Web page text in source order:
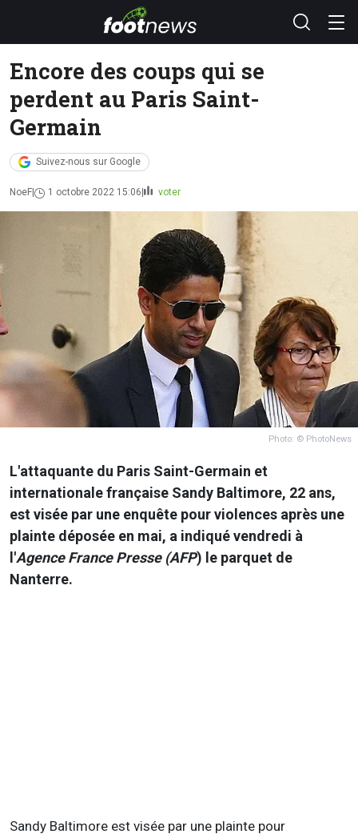
Encore des coups qui se
perdent au Paris Saint-
Germain
Suivez-nous sur Google
NoeF 1 octobre 2022 15:06 voter
Photo: © PhotoNews
L'attaquante du Paris Saint-Germain et
internationale française Sandy Baltimore, 22 ans,
est visée par une enquête pour violences après une
plainte déposée en mai, a indiqué vendredi à
l'Agence France Presse (AFP) le parquet de
Nanterre.
Sandy Baltimore est visée par une plainte pour